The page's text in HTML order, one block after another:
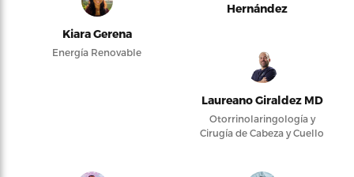
Kiara Gerena
Energía Renovable
Hernández
Laureano Giraldez MD
Otorrinolaringología y
Cirugía de Cabeza y Cuello